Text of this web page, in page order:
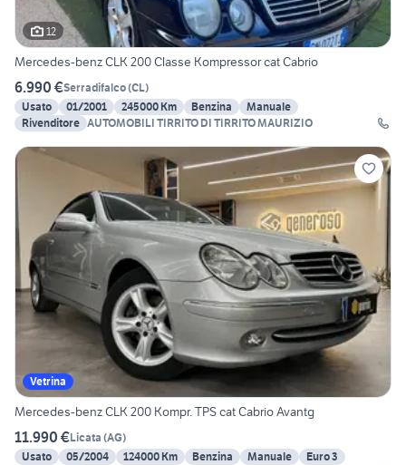
12
Mercedes-benz CLK 200 Classe Kompressor cat Cabrio
6.990 €Serradifalco(CL)
Usato
01/2001 245000 Km Benzina
Manuale
Rivenditore AUTOMOBILI TIRRITO DI TIRRITO MAURIZIO
Vetrina
Mercedes-benz CLK 200 Kompr. TPS cat Cabrio Avantg
11.990 €Licata (AG)
Usato
05/2004 124000 Km Benzina Manuale
Euro 3